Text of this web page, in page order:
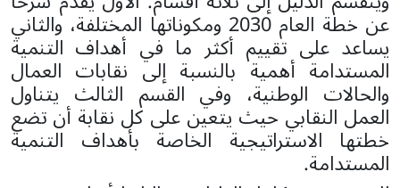
عن خطة العام 2030 ومكوناتها المختلفة، والثاني
يساعد على تقييم أكثر ما في أهداف التنمية
المستدامة أهمية بالنسبة إلى نقابات العمال
والحالات الوطنية، وفي القسم الثالث يتناول
العمل النقابي حيث يتعين على كل نقابة أن تضع
خطتها الاستراتيجية الخاصة بأهداف التنمية
المستدامة.